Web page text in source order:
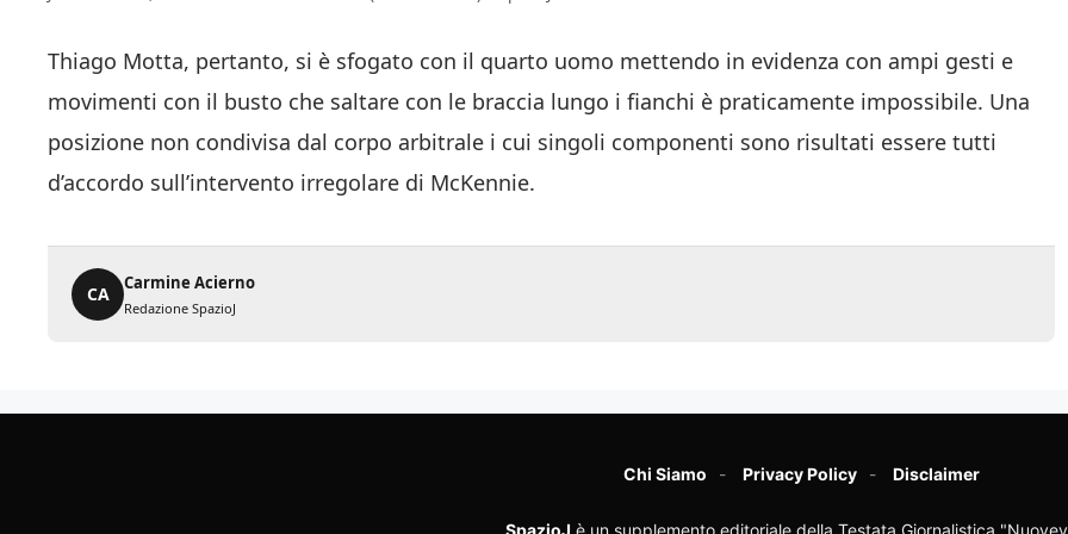
Thiago Motta, pertanto, si è sfogato con il quarto uomo mettendo in evidenza con ampi gesti e
movimenti con il busto che saltare con le braccia lungo i fianchi è praticamente impossibile. Una
posizione non condivisa dal corpo arbitrale i cui singoli componenti sono risultati essere tutti
d’accordo sull’intervento irregolare di McKennie.
CA
Carmine Acierno
Redazione SpazioJ
Chi Siamo Privacy Policy Disclaimer
SpazioJ è un supplemento editoriale della Testata Giornalistica